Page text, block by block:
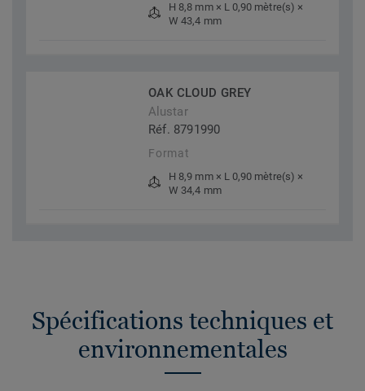
H 8,8 mm × L 0,90 mètre(s) ×
W 43,4 mm
OAK CLOUD GREY
Alustar
Réf. 8791990
Format
H 8,9 mm × L 0,90 mètre(s) ×
W 34,4 mm
Spécifications techniques et
environnementales